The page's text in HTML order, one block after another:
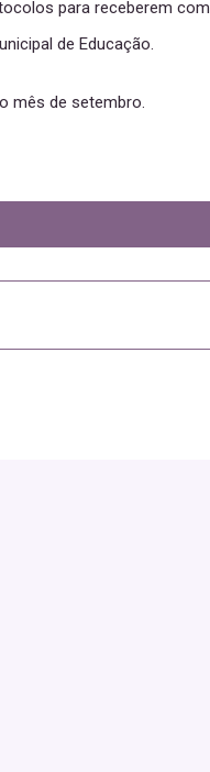
para receberem com
de Educação.
mês de setembro.